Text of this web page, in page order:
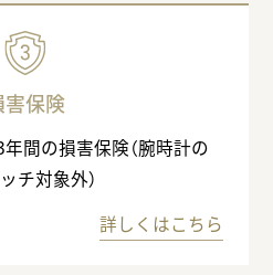
害保険
間の損害保険（腕時計の
チ対象外）
詳しくはこちら